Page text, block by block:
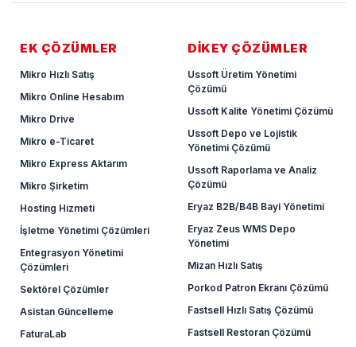
EK ÇÖZÜMLER
Mikro Hızlı Satış
Mikro Online Hesabım
Mikro Drive
Mikro e-Ticaret
Mikro Express Aktarım
Mikro Şirketim
Hosting Hizmeti
İşletme Yönetimi Çözümleri
Entegrasyon Yönetimi
Çözümleri
Sektörel Çözümler
Asistan Güncelleme
FaturaLab
DİKEY ÇÖZÜMLER
Ussoft Üretim Yönetimi
Çözümü
Ussoft Kalite Yönetimi Çözümü
Ussoft Depo ve Lojistik
Yönetimi Çözümü
Ussoft Raporlama ve Analiz
Çözümü
Eryaz B2B/B4B Bayi Yönetimi
Eryaz Zeus WMS Depo
Yönetimi
Mizan Hızlı Satış
Porkod Patron Ekranı Çözümü
Fastsell Hızlı Satış Çözümü
Fastsell Restoran Çözümü